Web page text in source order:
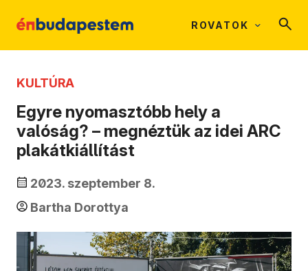
ROVATOK
KULTÚRA
Egyre nyomasztóbb hely a
valóság? – megnéztük az idei ARC
plakátkiállítást
2023. szeptember 8.
Bartha Dorottya